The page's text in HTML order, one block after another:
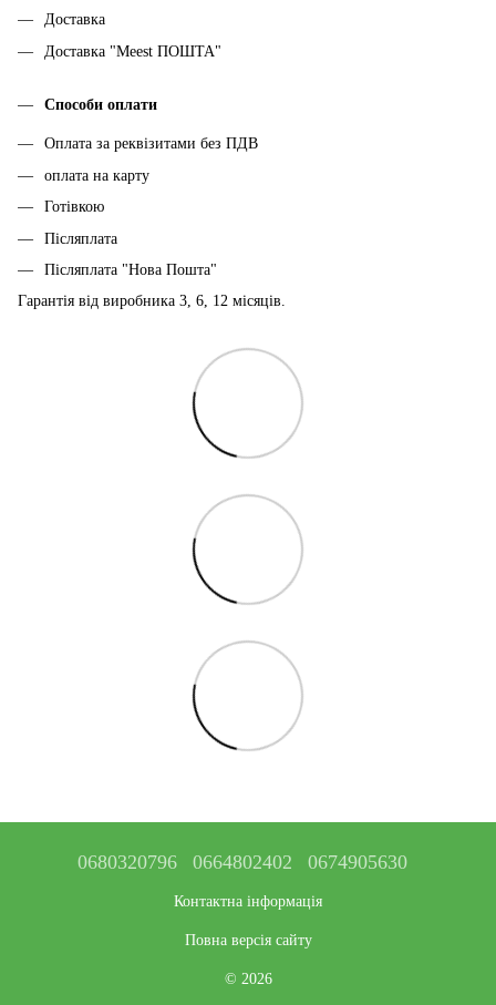
Доставка
Доставка "Meest ПОШТА"
Способи оплати
Оплата за реквізитами без ПДВ
оплата на карту
Готівкою
Післяплата
Післяплата "Нова Пошта"
Гарантія від виробника 3, 6, 12 місяців.
0680320796 0664802402 0674905630
Контактна інформація
Повна версія сайту
© 2026